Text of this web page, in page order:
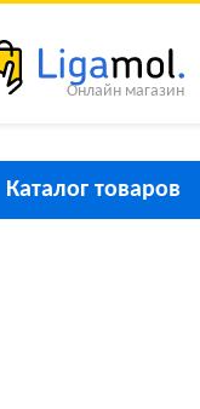
Каталог товаров
Онлайн магазин